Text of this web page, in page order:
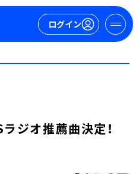
ログイン
ジオ推薦曲決定！